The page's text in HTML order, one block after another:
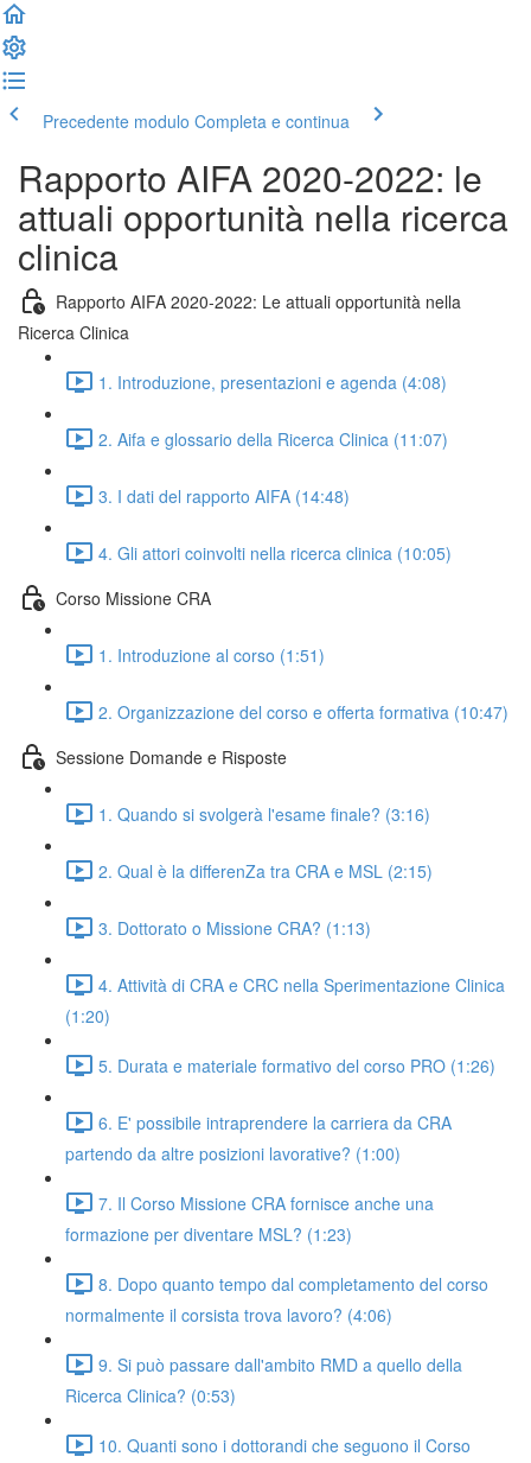
Precedente modulo Completa e continua
Rapporto AIFA 2020-2022: le
attuali opportunità nella ricerca
clinica
Rapporto AIFA 2020-2022: Le attuali opportunità nella
Ricerca Clinica
1. Introduzione, presentazioni e agenda (4:08)
2. Aifa e glossario della Ricerca Clinica (11:07)
3. I dati del rapporto AIFA (14:48)
4. Gli attori coinvolti nella ricerca clinica (10:05)
Corso Missione CRA
1. Introduzione al corso (1:51)
2. Organizzazione del corso e offerta formativa (10:47)
Sessione Domande e Risposte
1. Quando si svolgerà l'esame finale? (3:16)
2. Qual è la differenZa tra CRA e MSL (2:15)
3. Dottorato o Missione CRA? (1:13)
4. Attività di CRA e CRC nella Sperimentazione Clinica
(1:20)
5. Durata e materiale formativo del corso PRO (1:26)
6. E' possibile intraprendere la carriera da CRA
partendo da altre posizioni lavorative? (1:00)
7. Il Corso Missione CRA fornisce anche una
formazione per diventare MSL? (1:23)
8. Dopo quanto tempo dal completamento del corso
normalmente il corsista trova lavoro? (4:06)
9. Si può passare dall'ambito RMD a quello della
Ricerca Clinica? (0:53)
10. Quanti sono i dottorandi che seguono il Corso